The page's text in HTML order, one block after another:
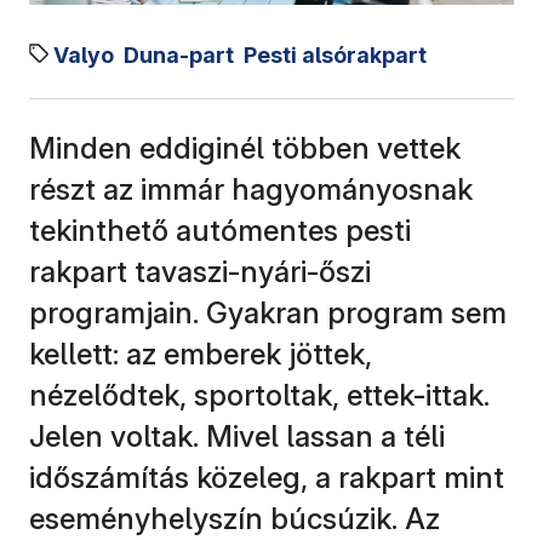
Valyo Duna-part Pesti alsórakpart
Minden eddiginél többen vettek
részt az immár hagyományosnak
tekinthető autómentes pesti
rakpart tavaszi-nyári-őszi
programjain. Gyakran program sem
kellett: az emberek jöttek,
nézelődtek, sportoltak, ettek-ittak.
Jelen voltak. Mivel lassan a téli
időszámítás közeleg, a rakpart mint
eseményhelyszín búcsúzik. Az